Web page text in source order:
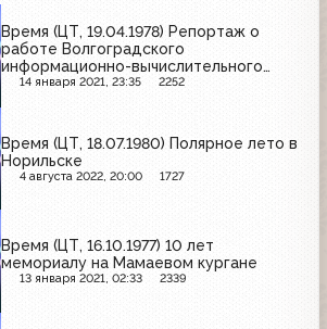
Время (ЦТ, 19.04.1978) Репортаж о
работе Волгоградского
информационно-вычислительного
центра
14 января 2021, 23:35 2252
Время (ЦТ, 18.07.1980) Полярное лето в
Норильске
4 августа 2022, 20:00 1727
Время (ЦТ, 16.10.1977) 10 лет
мемориалу на Мамаевом кургане
13 января 2021, 02:33 2339